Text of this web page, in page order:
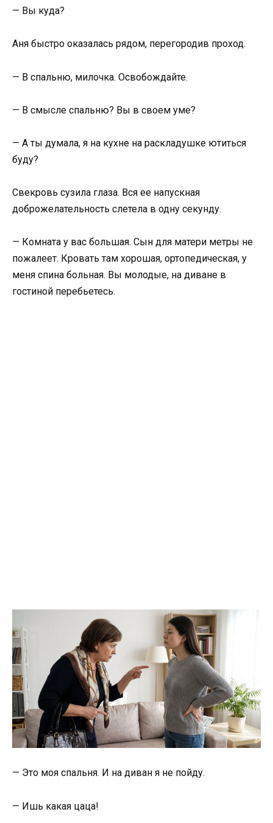
— Вы куда?
Аня быстро оказалась рядом, перегородив проход.
— В спальню, милочка. Освобождайте.
— В смысле спальню? Вы в своем уме?
— А ты думала, я на кухне на раскладушке ютиться
буду?
Свекровь сузила глаза. Вся ее напускная
доброжелательность слетела в одну секунду.
— Комната у вас большая. Сын для матери метры не
пожалеет. Кровать там хорошая, ортопедическая, у
меня спина больная. Вы молодые, на диване в
гостиной перебьетесь.
— Это моя спальня. И на диван я не пойду.
— Ишь какая цаца!